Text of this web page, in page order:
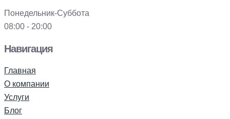
Понедельник-Суббота
08:00 - 20:00
Навигация
Главная
О компании
Услуги
Блог